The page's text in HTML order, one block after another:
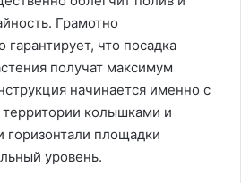
Грамотно
что посадка
получат максимум
начинается именно с
колышками и
площадки
уровень.